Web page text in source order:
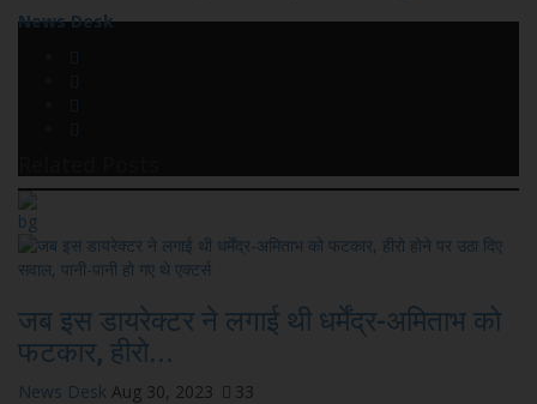
News Desk
जब इस डायरेक्टर ने लगाई थी धर्मेंद्र-अमिताभ को
फटकार, हीरो...
News Desk Aug 30, 2023 33